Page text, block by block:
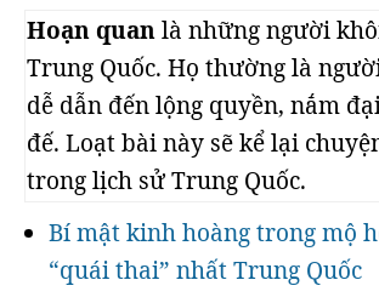
Hoạn quanlà những người
Trung Quốc. Họ thường là
dễ dẫn đến lộng quyền, nắm
đế. Loạt bài này sẽ kể lại
trong lịch sử Trung Quốc.
Bí mật kinh hoàng trong mộ
“quái thai” nhất Trung Quốc